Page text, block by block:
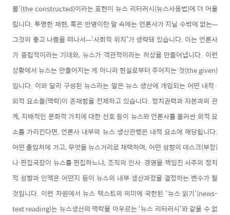
물’(the constructed)이라는 표현이 뉴스 리터러시(뉴스사용법)에 더 어울
립니다. 투명한 재현, 혹은 반영이란 말 속에는 언론사가 지닐 수밖에 없는—
그것의 좋고 나쁨을 떠나서—‘사회적 위치’가 생략돼 있습니다. 이는 언론사
가 중립적이라는 기대와, 뉴스가 객관적이라는 허상을 만들어냅니다. 이런
상황에서 뉴스는 만들어지는 게 아니라 현실로부터 주어지는 것(the given)
입니다. 이와 달리 구성된 뉴스라는 말은 뉴스 생산에 개입되는 어떤 내적·
외적 요소들(맥락)이 존재함을 전제하고 있습니다. 정치권력과 자본과의 관
계, 지배적인 문화적 가치에 대한 선호 등이 뉴스와 언론사를 둘러싼 외적 요
소를 가리킨다면, 언론사 내부의 뉴스 생산관행은 내적 요소에 해당됩니다.
어떤 출입처에 가고, 무엇을 뉴스거리로 채택하며, 어떤 성향의 데스크(부장)
나 편집국장이 뉴스를 편집하느냐, 조직의 인사·경영을 책임진 사주의 정치
적 성향과 인맥은 어떤지 등이 뉴스의 내부 생산과정을 결정하는 변수가 될
것입니다. 이런 차원에서 뉴스 텍스트의 의미에 국한된 ‘뉴스 읽기’(news-
text reading)는 뉴스생산의 맥락을 아우르는 ‘뉴스 리터러시’와 같을 수 없